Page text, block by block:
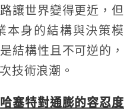
讓世界變得更近，但
本身的結構與決策模
結構性且不可逆的，
技術浪潮。
哈塞特對通膨的容忍度